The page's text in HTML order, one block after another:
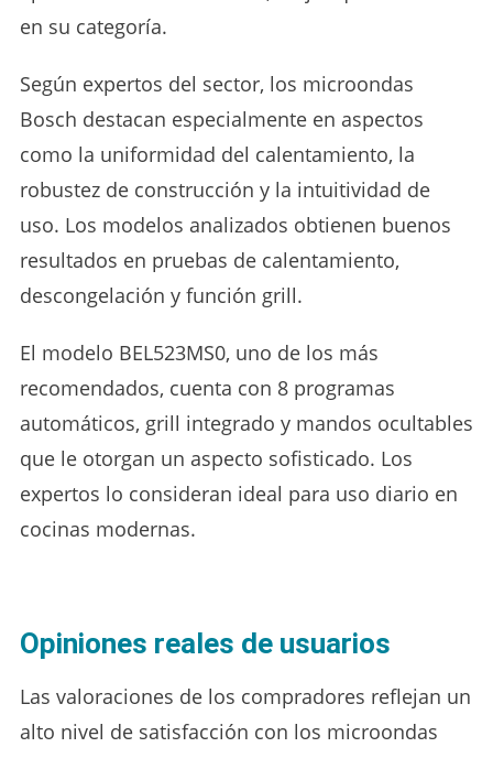
en su categoría.
Según expertos del sector, los microondas
Bosch destacan especialmente en aspectos
como la uniformidad del calentamiento, la
robustez de construcción y la intuitividad de
uso. Los modelos analizados obtienen buenos
resultados en pruebas de calentamiento,
descongelación y función grill.
El modelo BEL523MS0, uno de los más
recomendados, cuenta con 8 programas
automáticos, grill integrado y mandos ocultables
que le otorgan un aspecto sofisticado. Los
expertos lo consideran ideal para uso diario en
cocinas modernas.
Opiniones reales de usuarios
Las valoraciones de los compradores reflejan un
alto nivel de satisfacción con los microondas